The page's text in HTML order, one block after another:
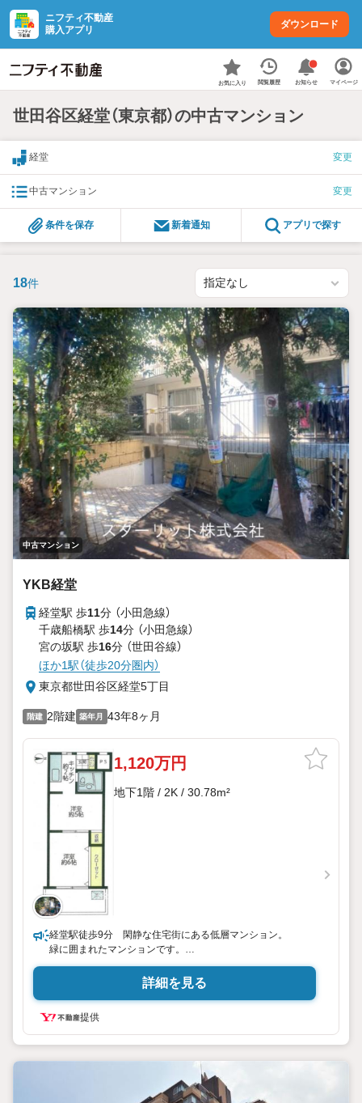
ニフティ不動産
購入アプリ
ダウンロード
お気に入り 閲覧履歴 お知らせ マイページ
世田谷区経堂（東京都）の中古マンション
経堂 変更
中古マンション 変更
条件を保存 新着通知 アプリで探す
18件
中古マンション
YKB経堂
経堂駅 歩11分 （小田急線）
千歳船橋駅 歩14分 （小田急線）
宮の坂駅 歩16分 （世田谷線）
ほか1駅（徒歩20分圏内）
東京都世田谷区経堂5丁目
階建 2階建 築年月 43年8ヶ月
1,120万円
地下1階 / 2K / 30.78m²
経堂駅徒歩9分 閑静な住宅街にある低層マンション。
緑に囲まれたマンションです。
賃借人様は普通賃貸借契約では長くお住まいいただいており
詳細を見る
提供